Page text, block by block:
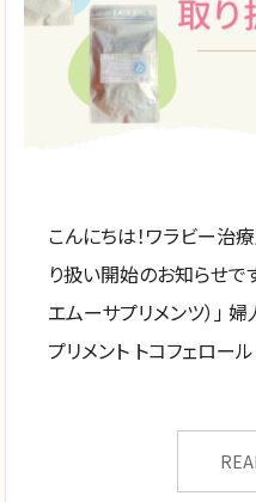
こんにちは！ワラビー治
り扱い開始のお知らせで
エムーサプリメンツ）」
プリメント トコフェロー